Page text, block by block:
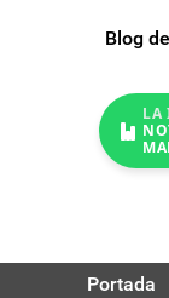
Blog
LA
Portada